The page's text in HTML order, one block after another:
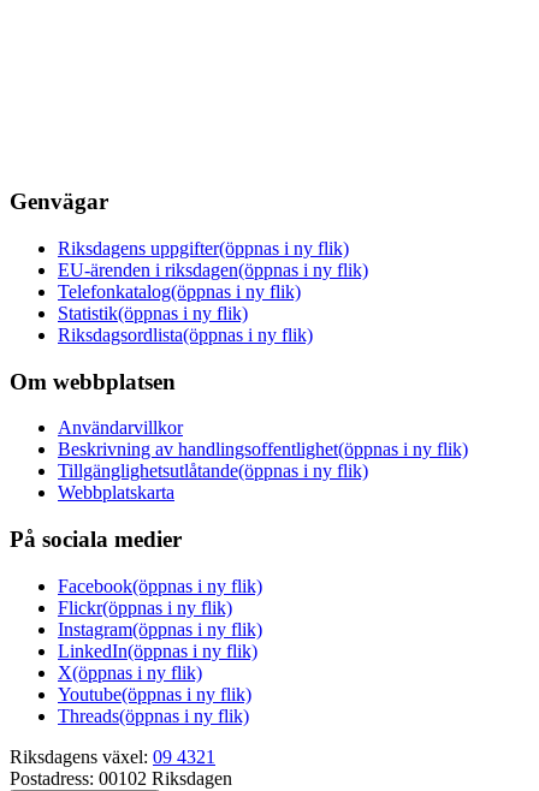
Genvägar
Riksdagens uppgifter(öppnas i ny flik)
EU-ärenden i riksdagen(öppnas i ny flik)
Telefonkatalog(öppnas i ny flik)
Statistik(öppnas i ny flik)
Riksdagsordlista(öppnas i ny flik)
Om webbplatsen
Användarvillkor
Beskrivning av handlingsoffentlighet(öppnas i ny flik)
Tillgänglighetsutlåtande(öppnas i ny flik)
Webbplatskarta
På sociala medier
Facebook(öppnas i ny flik)
Flickr(öppnas i ny flik)
Instagram(öppnas i ny flik)
LinkedIn(öppnas i ny flik)
X(öppnas i ny flik)
Youtube(öppnas i ny flik)
Threads(öppnas i ny flik)
Riksdagens växel: 09 4321
Postadress: 00102 Riksdagen